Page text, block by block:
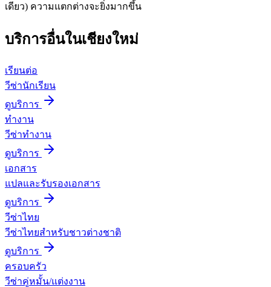
เดียว) ความแตกต่างจะยิ่งมากขึ้น
บริการอื่นในเชียงใหม่
เรียนต่อ
วีซ่านักเรียน
ดูบริการ
ทำงาน
วีซ่าทำงาน
ดูบริการ
เอกสาร
แปลและรับรองเอกสาร
ดูบริการ
วีซ่าไทย
วีซ่าไทยสำหรับชาวต่างชาติ
ดูบริการ
ครอบครัว
วีซ่าคู่หมั้น/แต่งงาน